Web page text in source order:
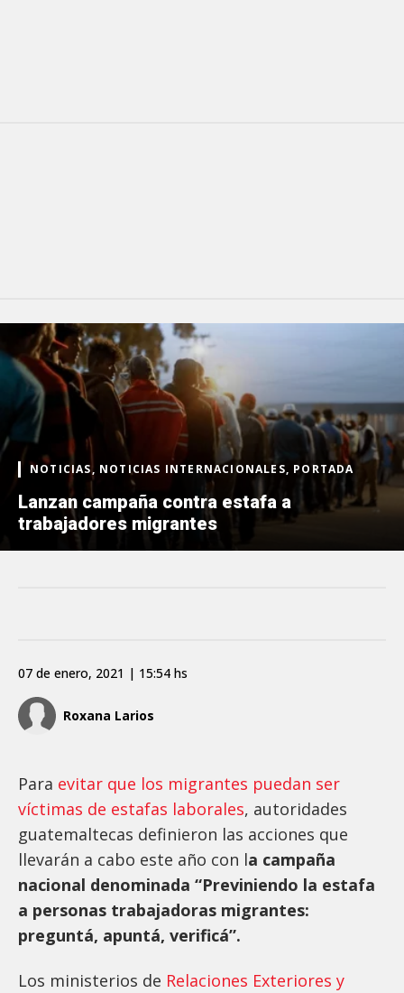
NOTICIAS, NOTICIAS INTERNACIONALES, PORTADA
Lanzan campaña contra estafa a
trabajadores migrantes
Roxana Larios
07 de enero, 2021 | 15:54 hs
Para evitar que los migrantes puedan ser
víctimas de estafas laborales, autoridades
guatemaltecas definieron las acciones que
llevarán a cabo este año con la campaña
nacional denominada “Previniendo la estafa
a personas trabajadoras migrantes:
preguntá, apuntá, verificá”.
Los ministerios de Relaciones Exteriores y